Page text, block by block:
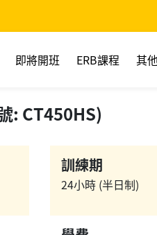
即將開班 ERB課程 其
: CT450HS)
訓練期
24小時 (半日制)